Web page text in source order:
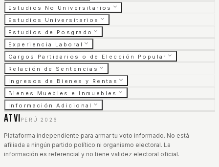
Estudios No Universitarios
Estudios Universitarios
Estudios de Posgrado
Experiencia Laboral
Cargos Partidarios o de Elección Popular
Relación de Sentencias
Ingresos de Bienes y Rentas
Bienes Muebles e Inmuebles
Información Adicional
ATVI PERÚ 2026
Plataforma independiente para armar tu voto informado. No está
afiliada a ningún partido político ni organismo electoral. La
información es referencial y no tiene validez electoral oficial.